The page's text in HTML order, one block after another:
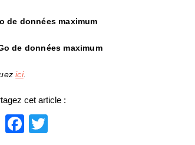
de données maximum
de données maximum
ici.
cet article :
Facebook